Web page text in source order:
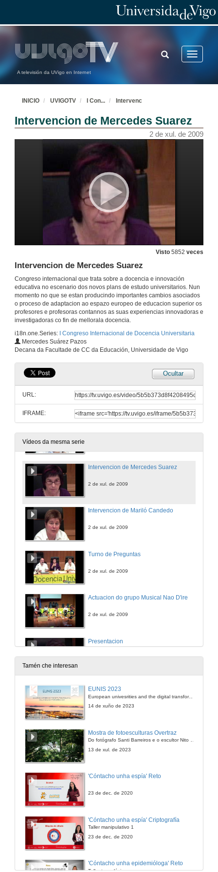
A televisión da UVigo en Internet
Toggle
TOGGLE
SEARCH
INICIO UVIGOTV I Con... Intervenc
Intervencion de Mercedes Suarez
2 de xul. de 2009
Visto 5852 veces
Intervencion de Mercedes Suarez
Congreso internacional que trata sobre a docencia e innovación
educativa no escenario dos novos plans de estudo universitarios. Nun
momento no que se estan producindo importantes cambios asociados
o proceso de adaptacion ao espazo europeo de educacion superior os
profesores e profesoras contannos as suas experiencias innovadoras e
investigadoras co fin de mellorala docencia.
i18n.one.Series:
I Congreso Internacional de Docencia Universitaria
Mercedes Suárez Pazos
Decana da Facultade de CC da Educación, Universidade de Vigo
Ocultar
URL:
IFRAME:
Vídeos da mesma serie
2 de xul. de 2009
A avaliacion ao servizo de quen aprende
2 de xul. de 2009
Turno de preguntas
2 de xul. de 2009
2 de xul. de 2009
Intervencion de Miguel Angel Zabalza
Intervencion de Mercedes Suarez
2 de xul. de 2009
Intervencion de Mariló Candedo
2 de xul. de 2009
Turno de Preguntas
2 de xul. de 2009
Actuacion do grupo Musical Nao D'ire
2 de xul. de 2009
Presentacion
3 de xul. de 2009
Presentación
Turno de preguntas
Tamén che interesan
EUNIS 2023
European univesrities and the digital transformation: challenges and opportunities ahead
14 de xuño de 2023
Mostra de fotoesculturas Overtraz
Do fotógrafo Santi Barreiros e o escultor Nito Contreras.
13 de xul. de 2023
'Cóntacho unha espía' Reto
23 de dec. de 2020
'Cóntacho unha espía' Criptografía
Taller manipulativo 1
23 de dec. de 2020
'Cóntacho unha epidemióloga' Reto
Taller tecnolóxico